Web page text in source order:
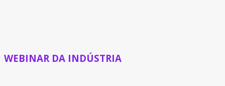
WEBINAR DA INDÚSTRIA